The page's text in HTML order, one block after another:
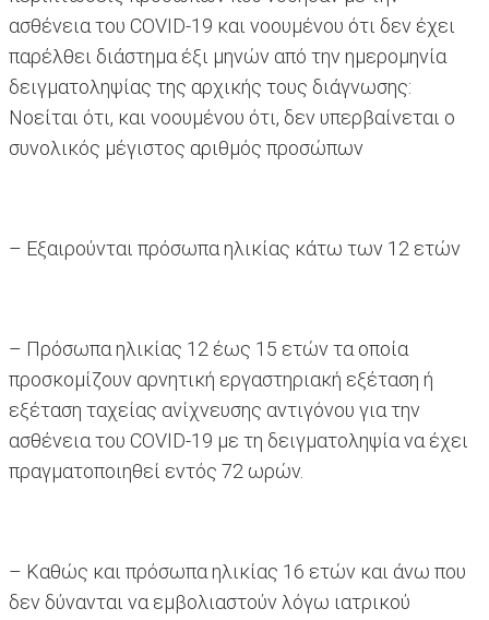
ασθένεια του COVID-19 και νοουμένου ότι δεν έχει
παρέλθει διάστημα έξι μηνών από την ημερομηνία
δειγματοληψίας της αρχικής τους διάγνωσης:
Noείται ότι, και νοουμένου ότι, δεν υπερβαίνεται ο
συνολικός μέγιστος αριθμός προσώπων
– Εξαιρούνται πρόσωπα ηλικίας κάτω των 12 ετών
– Πρόσωπα ηλικίας 12 έως 15 ετών τα οποία
προσκομίζουν αρνητική εργαστηριακή εξέταση ή
εξέταση ταχείας ανίχνευσης αντιγόνου για την
ασθένεια του COVID-19 με τη δειγματοληψία να έχει
πραγματοποιηθεί εντός 72 ωρών.
– Καθώς και πρόσωπα ηλικίας 16 ετών και άνω που
δεν δύνανται να εμβολιαστούν λόγω ιατρικού